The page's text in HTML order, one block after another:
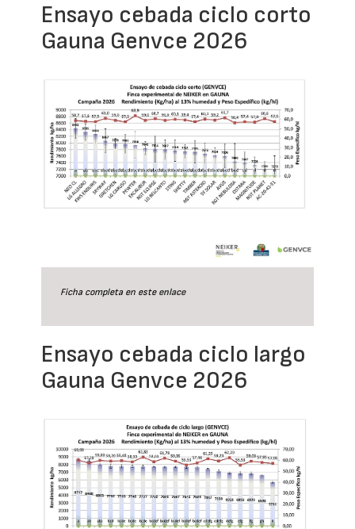
Ensayo cebada ciclo corto
Gauna Genvce 2026
Ficha completa en este enlace
Ensayo cebada ciclo largo
Gauna Genvce 2026